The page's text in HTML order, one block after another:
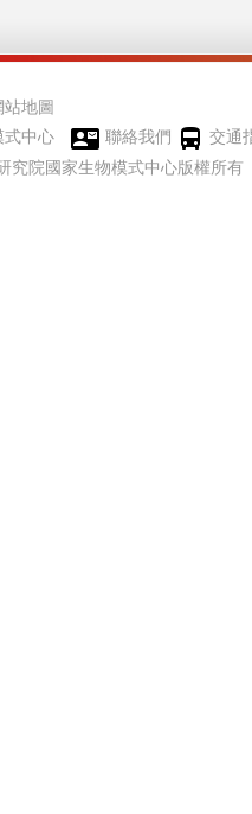
站地圖
式中心
聯絡我們
交通
究院國家生物模式中心版權